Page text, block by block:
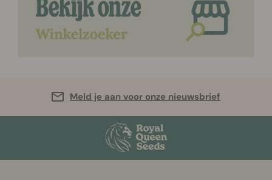
Meld je aan voor onze nieuwsbrief